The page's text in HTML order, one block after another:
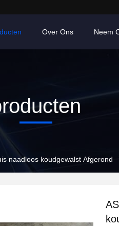
Over Ons Neem
naadloos koudgewalst Afgerond